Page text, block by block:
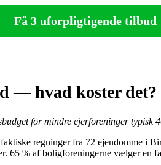
Få 3 uforpligtigende tilbud
— hvad koster det?
for mindre ejerforeninger typisk
regninger fra 72 ejendomme i
65 % af boligforeningerne vælger en